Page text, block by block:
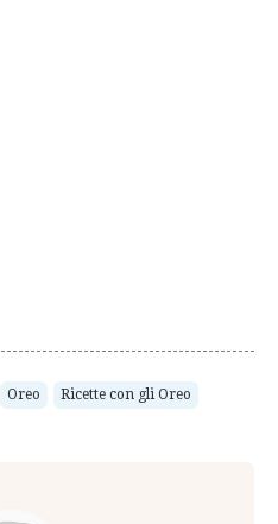
Oreo Ricette con gli Oreo